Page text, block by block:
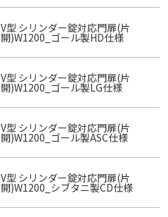
V型 シリンダー錠対応門扉(片
開)W1200_ゴール製HD仕様
V型 シリンダー錠対応門扉(片
開)W1200_ゴール製LG仕様
V型 シリンダー錠対応門扉(片
開)W1200_ゴール製ASC仕様
V型 シリンダー錠対応門扉(片
開)W1200_シブタニ製CD仕様